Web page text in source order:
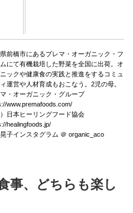
前橋市にあるプレマ・オーガニック・フ
にて有機栽培した野菜を全国に出荷。オ
ックや健康食の実践と推進をするコミュ
運営や人材育成もおこなう。2児の母。
・オーガニック・グループ
www.premafoods.com/
日本ヒーリングフード協会
healingfoods.jp/
子インスタグラム ＠ organic_aco
事、どちらも楽し